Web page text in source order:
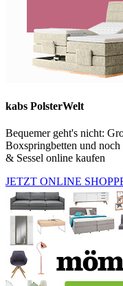
kabs PolsterWelt
Bequemer geht's nicht:
Boxspringbetten und
& Sessel online kaufen
JETZT ONLINE